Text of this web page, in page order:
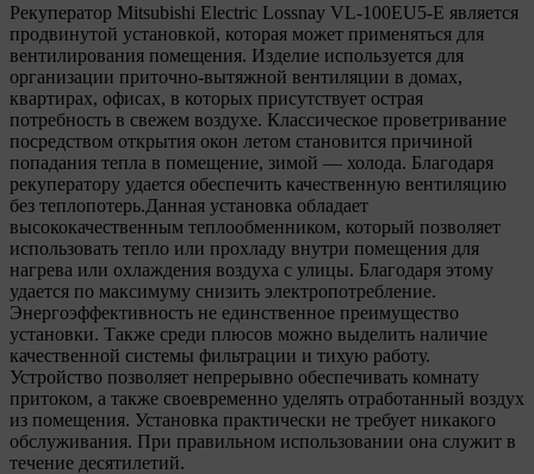
Рекуператор Mitsubishi Electric Lossnay VL-100EU5-E является
продвинутой установкой, которая может применяться для
вентилирования помещения. Изделие используется для
организации приточно-вытяжной вентиляции в домах,
квартирах, офисах, в которых присутствует острая
потребность в свежем воздухе. Классическое проветривание
посредством открытия окон летом становится причиной
попадания тепла в помещение, зимой — холода. Благодаря
рекуператору удается обеспечить качественную вентиляцию
без теплопотерь.Данная установка обладает
высококачественным теплообменником, который позволяет
использовать тепло или прохладу внутри помещения для
нагрева или охлаждения воздуха с улицы. Благодаря этому
удается по максимуму снизить электропотребление.
Энергоэффективность не единственное преимущество
установки. Также среди плюсов можно выделить наличие
качественной системы фильтрации и тихую работу.
Устройство позволяет непрерывно обеспечивать комнату
притоком, а также своевременно уделять отработанный воздух
из помещения. Установка практически не требует никакого
обслуживания. При правильном использовании она служит в
течение десятилетий.